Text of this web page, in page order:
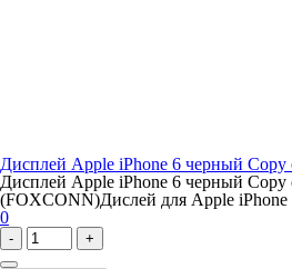
Дисплей Apple iPhone 6 черный
Дисплей Apple iPhone 6 черный Copy
(FOXCONN)Дислей для Apple iPhone
0
- +